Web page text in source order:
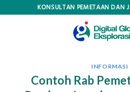
KONSULTAN PEMETAAN DAN
INFORMASI
Contoh Rab